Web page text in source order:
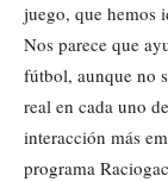
juego, que hemos
Nos parece que
fútbol, aunque no
real en cada uno
interacción más
programa